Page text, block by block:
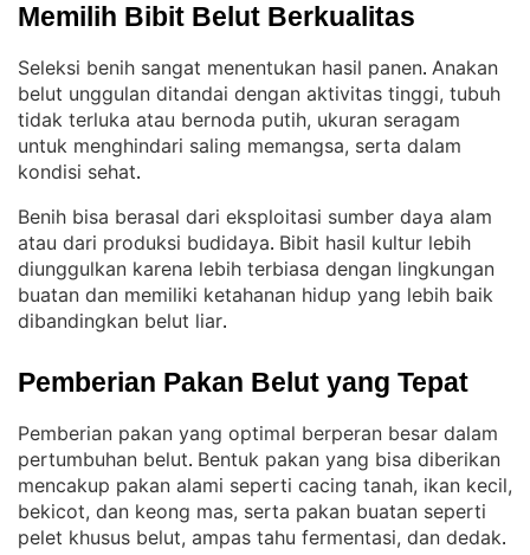
Memilih Bibit Belut Berkualitas
Seleksi benih sangat menentukan hasil panen. Anakan
belut unggulan ditandai dengan aktivitas tinggi, tubuh
tidak terluka atau bernoda putih, ukuran seragam
untuk menghindari saling memangsa, serta dalam
kondisi sehat.
Benih bisa berasal dari eksploitasi sumber daya alam
atau dari produksi budidaya. Bibit hasil kultur lebih
diunggulkan karena lebih terbiasa dengan lingkungan
buatan dan memiliki ketahanan hidup yang lebih baik
dibandingkan belut liar.
Pemberian Pakan Belut yang Tepat
Pemberian pakan yang optimal berperan besar dalam
pertumbuhan belut. Bentuk pakan yang bisa diberikan
mencakup pakan alami seperti cacing tanah, ikan kecil,
bekicot, dan keong mas, serta pakan buatan seperti
pelet khusus belut, ampas tahu fermentasi, dan dedak.